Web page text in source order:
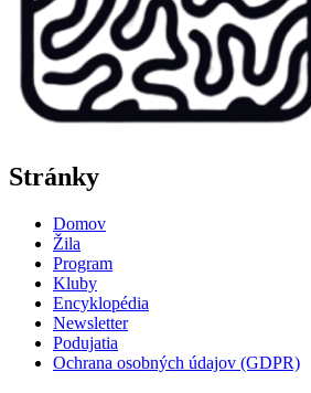
Stránky
Domov
Žila
Program
Kluby
Encyklopédia
Newsletter
Podujatia
Ochrana osobných údajov (GDPR)